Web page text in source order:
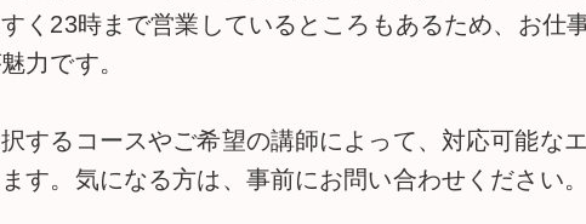
く23時まで営業しているところもあるため、お仕
力です。
するコースやご希望の講師によって、対応可能な
す。気になる方は、事前にお問い合わせください。